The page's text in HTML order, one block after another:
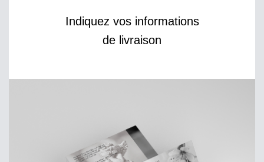
Indiquez vos informations
de livraison